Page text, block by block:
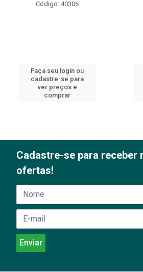
Código: 40306
Faça seu login ou
cadastre-se para
ver preços e
comprar
Cadastre-se para receber
ofertas!